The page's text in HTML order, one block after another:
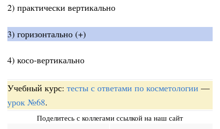
2) практически вертикально
3) горизонтально (+)
4) косо-вертикально
Учебный курс: тесты с ответами по косметологии —
урок №68.
Поделитесь с коллегами ссылкой на наш сайт